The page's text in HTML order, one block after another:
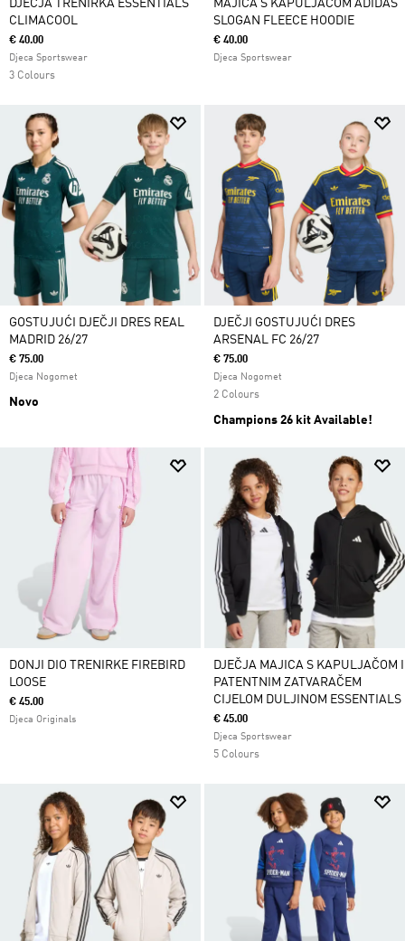
DJEČJA TRENIRKA ESSENTIALS
CLIMACOOL
€ 40.00
Djeca Sportswear
3 Colours
MAJICA S KAPULJAČOM ADIDAS
SLOGAN FLEECE HOODIE
€ 40.00
Djeca Sportswear
GOSTUJUĆI DJEČJI DRES REAL
MADRID 26/27
€ 75.00
Djeca Nogomet
Novo
DJEČJI GOSTUJUĆI DRES
ARSENAL FC 26/27
€ 75.00
Djeca Nogomet
2 Colours
Champions 26 kit Available!
DONJI DIO TRENIRKE FIREBIRD
LOOSE
€ 45.00
Djeca Originals
DJEČJA MAJICA S KAPULJAČOM I
PATENTNIM ZATVARAČEM
CIJELOM DULJINOM ESSENTIALS
€ 45.00
Djeca Sportswear
5 Colours